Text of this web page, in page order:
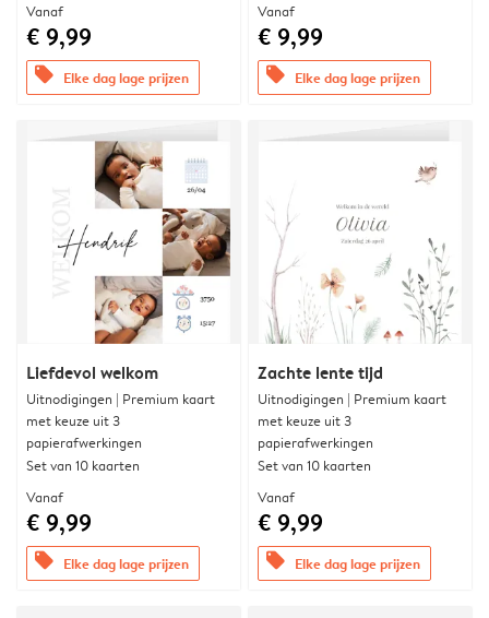
Vanaf
€ 9,99
offers Elke dag lage prijzen
Vanaf
€ 9,99
offers Elke dag lage prijzen
Liefdevol welkom
Uitnodigingen | Premium kaart
met keuze uit 3
papierafwerkingen
Set van 10 kaarten
Vanaf
€ 9,99
offers Elke dag lage prijzen
Zachte lente tijd
Uitnodigingen | Premium kaart
met keuze uit 3
papierafwerkingen
Set van 10 kaarten
Vanaf
€ 9,99
offers Elke dag lage prijzen